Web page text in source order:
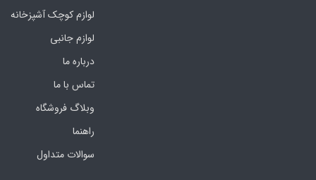
لوازم کوچک آشپزخانه
لوازم جانبی
درباره ما
تماس با ما
وبلاگ فروشگاه
راهنما
سوالات متداول